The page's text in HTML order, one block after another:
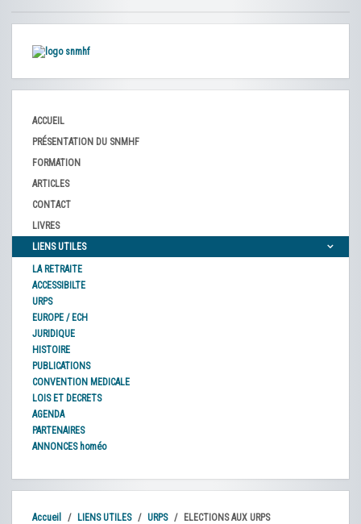
ACCUEIL
PRÉSENTATION DU SNMHF
FORMATION
ARTICLES
CONTACT
LIVRES
LIENS UTILES
LA RETRAITE
ACCESSIBILTE
URPS
EUROPE / ECH
JURIDIQUE
HISTOIRE
PUBLICATIONS
CONVENTION MEDICALE
LOIS ET DECRETS
AGENDA
PARTENAIRES
ANNONCES homéo
Accueil LIENS UTILES URPS ELECTIONS AUX URPS